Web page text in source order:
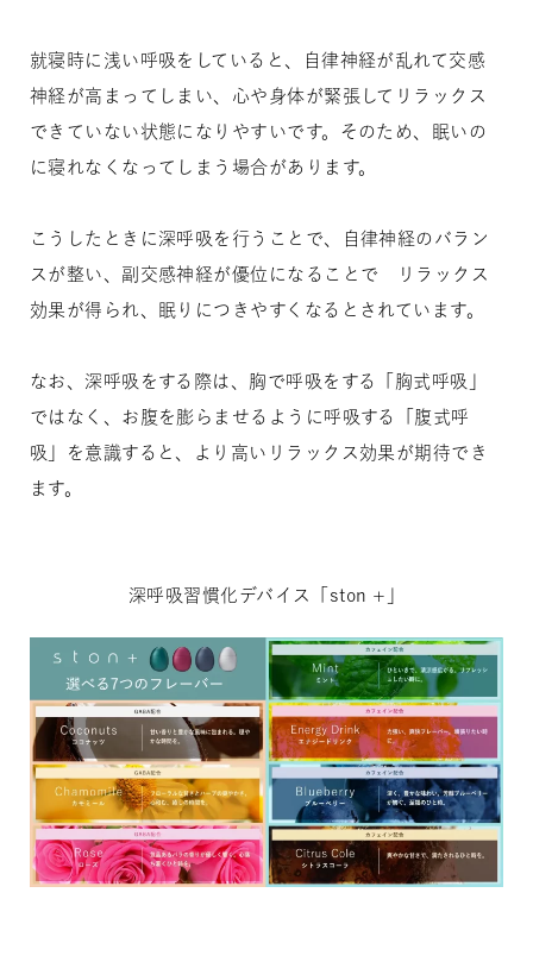
就寝時に浅い呼吸をしていると、自律神経が乱れて交感
神経が高まってしまい、心や身体が緊張してリラックス
できていない状態になりやすいです。そのため、眠いの
に寝れなくなってしまう場合があります。
こうしたときに深呼吸を行うことで、自律神経のバラン
スが整い、副交感神経が優位になることで リラックス
効果が得られ、眠りにつきやすくなるとされています。
なお、深呼吸をする際は、胸で呼吸をする「胸式呼吸」
ではなく、お腹を膨らませるように呼吸する「腹式呼
吸」を意識すると、より高いリラックス効果が期待でき
ます。
深呼吸習慣化デバイス「ston +」